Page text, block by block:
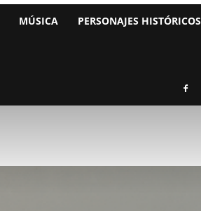
MÚSICA PERSONAJES HISTÓRICOS